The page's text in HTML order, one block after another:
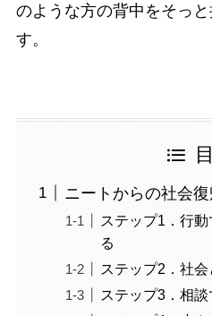
のような方の背中をそっ
す。
ニートからの社会
ステップ1．行
る
ステップ2．社
ステップ3．相